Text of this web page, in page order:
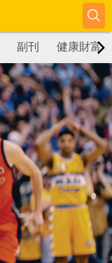
副刊 健康財富